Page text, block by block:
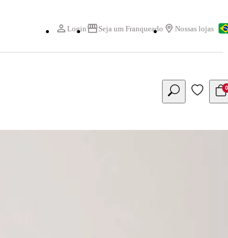
Login Seja um Franqueado Nossas lojas
0